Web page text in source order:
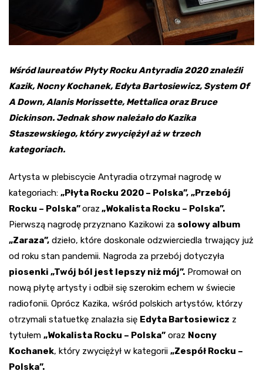
Wśród laureatów Płyty Rocku Antyradia 2020 znaleźli
Kazik, Nocny Kochanek, Edyta Bartosiewicz, System Of
A Down, Alanis Morissette, Mettalica oraz Bruce
Dickinson. Jednak show należało do Kazika
Staszewskiego, który zwyciężył aż w trzech
kategoriach.
Artysta w plebiscycie Antyradia otrzymał nagrodę w
kategoriach: „Płyta Rocku 2020 – Polska”, „Przebój
Rocku – Polska”oraz „Wokalista Rocku – Polska”.
Pierwszą nagrodę przyznano Kazikowi za solowy album
„Zaraza”, dzieło, które doskonale odzwierciedla trwający już
od roku stan pandemii. Nagroda za przebój dotyczyła
piosenki „Twój ból jest lepszy niż mój”. Promował on
nową płytę artysty i odbił się szerokim echem w świecie
radiofonii. Oprócz Kazika, wśród polskich artystów, którzy
otrzymali statuetkę znalazła się Edyta Bartosiewicz z
tytułem „Wokalista Rocku – Polska” oraz Nocny
Kochanek, który zwyciężył w kategorii „Zespół Rocku –
Polska”.